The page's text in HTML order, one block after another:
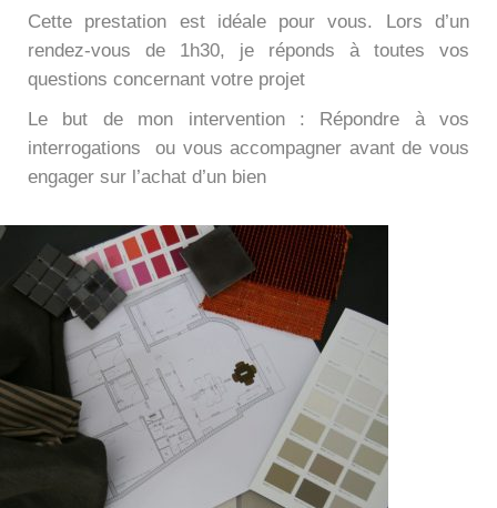
Cette prestation est idéale pour vous. Lors d’un
rendez-vous de 1h30, je réponds à toutes vos
questions concernant votre projet
Le but de mon intervention : Répondre à vos
interrogations ou vous accompagner avant de vous
engager sur l’achat d’un bien